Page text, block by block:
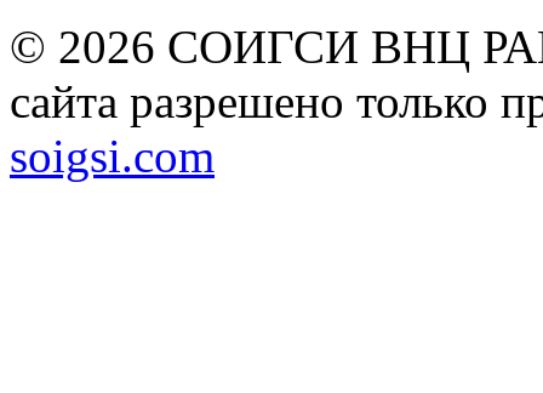
© 2026 СОИГСИ ВНЦ РАН
сайта разрешено только
soigsi.com